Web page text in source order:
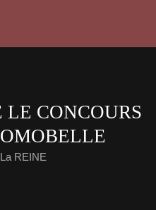
CONCOURS
REINE